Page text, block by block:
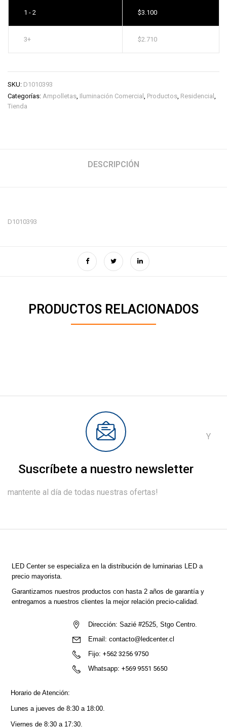
1 - 2 $3.100
3+ $2.710
SKU: D1010393
Categorías: Ampolletas, Iluminación Comercial , Productos, Residencial ,
Tienda
DESCRIPCIÓN
D1010393
PRODUCTOS RELACIONADOS
Suscríbete a nuestro newsletter
Y
mantente al día de todas nuestras ofertas!
LED Centerse especializa en la distribución de luminarias LED a
precio mayorista.
Garantizamos nuestros productos con hasta 2 años de garantía y
entregamos a nuestros clientes la mejor relación precio-calidad.
Dirección: Sazié #2525, Stgo Centro.
Email: contacto@ledcenter.cl
Fijo: +562 3256 9750
Whatsapp: +569 9551 5650
Horario de Atención:
Lunes a jueves de 8:30 a 18:00.
Viernes de 8:30 a 17:30.